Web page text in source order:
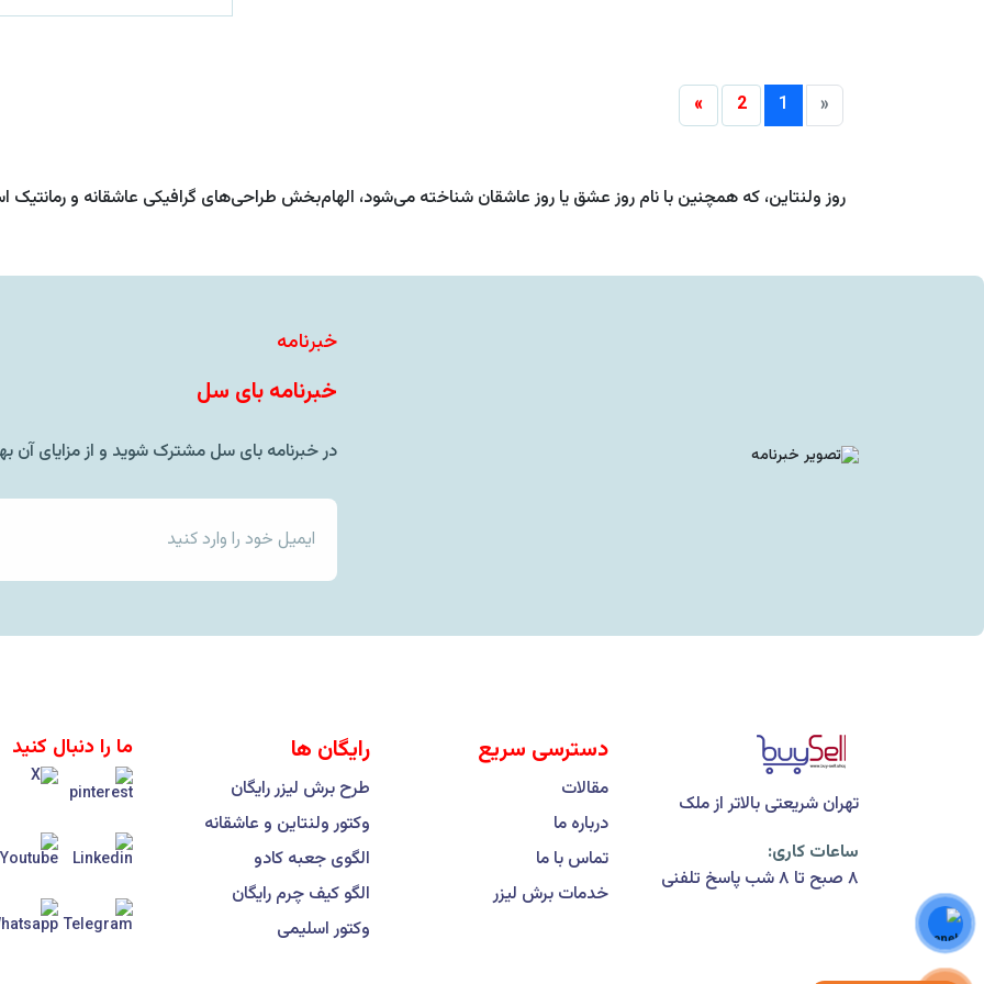
«
1
2
»
روز ولنتاین، که همچنین با نام روز عشق یا روز عاشقان شناخته می‌شود، الهام‌بخش طراحی‌های گرافیکی عاشقانه و رمانتیک
خبرنامه
خبرنامه بای سل
در خبرنامه بای سل مشترک شوید و از مزایای آن
تهران شریعتی بالاتر از ملک
ساعات کاری:
۸ صبح تا ۸ شب پاسخ تلفنی
دسترسی سریع
مقالات
درباره ما
تماس با ما
خدمات برش لیزر
رایگان ها
طرح برش لیزر رایگان
وکتور ولنتاین و عاشقانه
الگوی جعبه کادو
الگو کیف چرم رایگان
وکتور اسلیمی
ما را دنبال کنید